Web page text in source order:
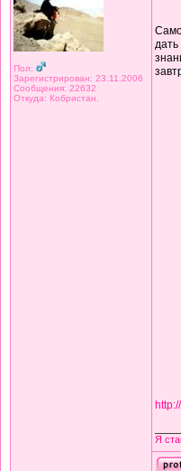
Пол:
Зарегистрирован: 23.11.2006
Сообщения: 22632
Откуда: Кобристан.
дать
Я